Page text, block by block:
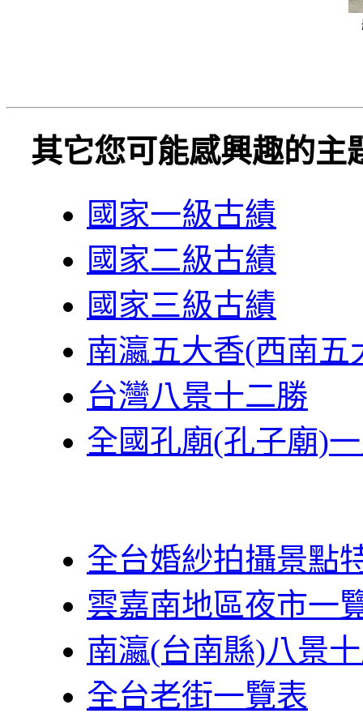
其它您可能感興趣的主
國家一級古績
國家二級古績
國家三級古績
南瀛五大香(西南五
台灣八景十二勝
全國孔廟(孔子廟)
全台婚紗拍攝景點
雲嘉南地區夜市一
南瀛(台南縣)八景
全台老街一覽表